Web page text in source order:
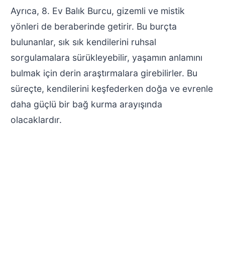
Ayrıca, 8. Ev Balık Burcu, gizemli ve mistik
yönleri de beraberinde getirir. Bu burçta
bulunanlar, sık sık kendilerini ruhsal
sorgulamalara sürükleyebilir, yaşamın anlamını
bulmak için derin araştırmalara girebilirler. Bu
süreçte, kendilerini keşfederken doğa ve evrenle
daha güçlü bir bağ kurma arayışında
olacaklardır.